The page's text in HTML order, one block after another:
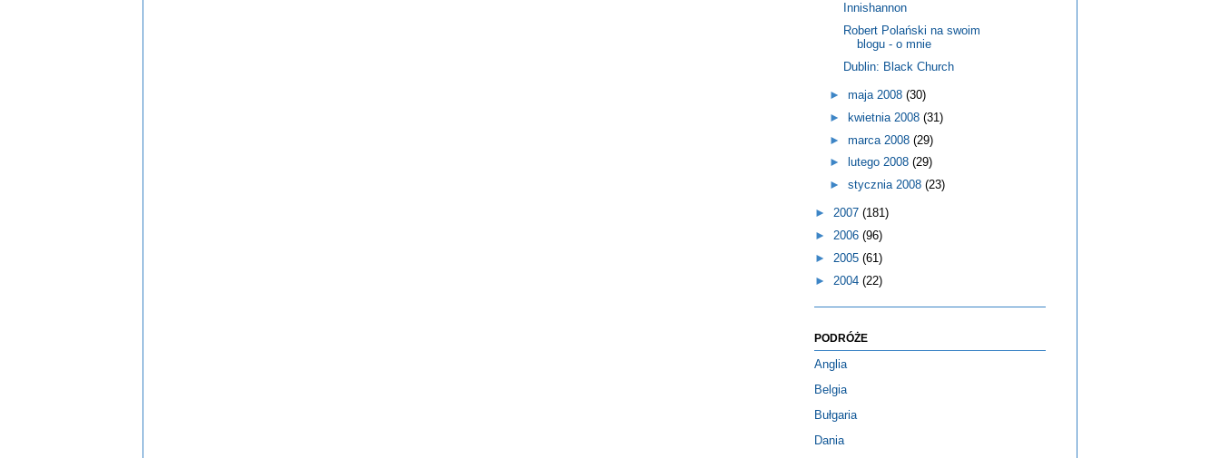
Innishannon
Robert Polański na swoim
blogu - o mnie
Dublin: Black Church
► maja 2008 (30)
►
kwietnia 2008 (31)
► marca 2008 (29)
►
lutego 2008 (29)
► stycznia 2008 (23)
► 2007 (181)
► 2006 (96)
► 2005 (61)
► 2004 (22)
PODRÓŻE
Anglia
Belgia
Bułgaria
Dania